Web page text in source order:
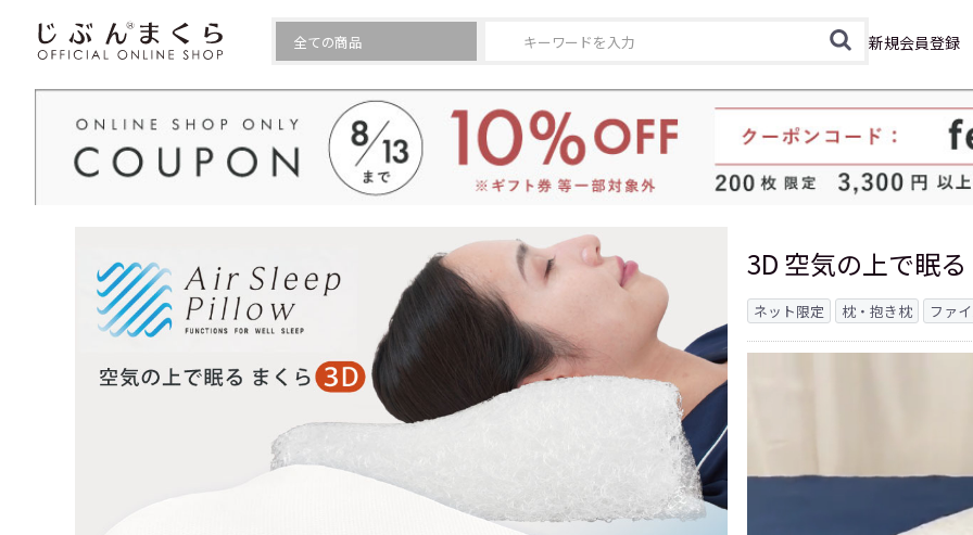
新規会員登録
3D 空気の上で眠
ネット限定 枕・抱き枕 ファ